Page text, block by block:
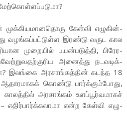
கேள்வி எழு­கின்­
வழங்­கப்­பட்­டுள்ள இரண்டு வருட கால
முறையில் பயன்­ப­டுத்தி, பிரே­ர­
அனைத்து நட­வ­டிக்­
இலங்கை அர­சாங்­கத்தின் கடந்த 18
கொண்டு பார்க்­கும்­போது,
அர­சாங்கம் உளப்­பூர்­வ­மாகச்
எதிர்­பார்க்­க­லாமா என்ற கேள்வி எழு­